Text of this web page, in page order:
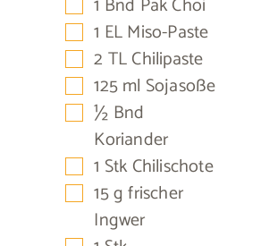
1 Bnd Pak Choi
▢
1 EL Miso-Paste
▢
2 TLChilipaste
▢
125ml Sojasoße
▢
½ Bnd
Koriander
▢
1 Stk Chilischote
▢
15gfrischer
Ingwer